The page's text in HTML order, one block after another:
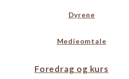
Dyrene
Medieomtale
Foredrag og kurs